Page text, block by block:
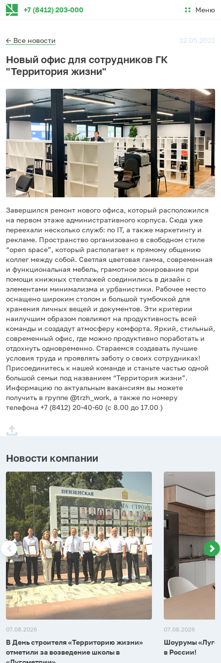
+7 (8412) 203-000 Меню
← Все новости 12.05.2021
Новый офис для сотрудников ГК
"Территория жизни"
Завершился ремонт нового офиса, который расположился
на первом этаже административного корпуса. Сюда уже
переехали несколько служб: по IT, а также маркетингу и
рекламе. Пространство организовано в свободном стиле
“open space”, который располагает к прямому общению
коллег между собой. Светлая цветовая гамма, современная
и функциональная мебель, грамотное зонирование при
помощи книжных стеллажей соединились в дизайн с
элементами минимализма и урбанистики. Рабочее место
оснащено широким столом и большой тумбочкой для
хранения личных вещей и документов. Эти критерии
наилучшим образом повлияют на продуктивность всей
команды и создадут атмосферу комфорта. Яркий, стильный,
современный офис, где можно продуктивно поработать и
отдохнуть одновременно. Стараемся создавать лучшие
условия труда и проявлять заботу о своих сотрудниках!
Присоединитесь к нашей команде и станьте частью одной
большой семьи под названием “Территория жизни”.
Информацию по актуальным вакансиям вы можете
получить в группе @trzh_work, а также по номеру
телефона +7 (8412) 20-40-60 (с 8.00 до 17.00 )
Новости компании
07.08.2026
В День строителя «Территорию жизни»
отметили за возведение школы в
07.08.2026
Шоурумы
в России!